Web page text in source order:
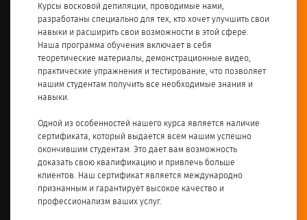
Курсы восковой депиляции, проводимые нами,
разработаны специально для тех, кто хочет улучшить свои
навыки и расширить свои возможности в этой сфере.
Наша программа обучения включает в себя
теоретические материалы, демонстрационные видео,
практические упражнения и тестирование, что позволяет
нашим студентам получить все необходимые знания и
навыки.
Одной из особенностей нашего курса является наличие
сертификата, который выдается всем нашим успешно
окончившим студентам. Это дает вам возможность
доказать свою квалификацию и привлечь больше
клиентов. Наш сертификат является международно
признанным и гарантирует высокое качество и
профессионализм ваших услуг.